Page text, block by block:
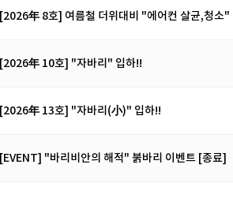
[2026年 8호] 여름철 더위대비 "에어컨 살균,청소"
[2026年 10호] "자바리" 입하!!
[2026年 13호] "자바리(小)" 입하!!
[EVENT] "바리비안의 해적" 붉바리 이벤트 [종료]